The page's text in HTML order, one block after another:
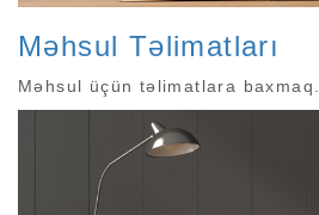
Məhsul Təlimatları
Məhsul üçün təlimatlara baxmaq.